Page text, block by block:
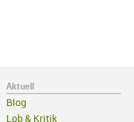
Aktuell
Blog
Lob & Kritik